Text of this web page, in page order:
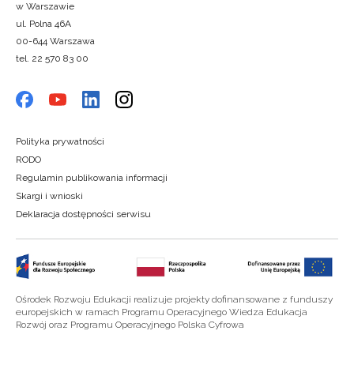
w Warszawie
ul. Polna 46A
00-644 Warszawa
tel. 22 570 83 00
Polityka prywatności
RODO
Regulamin publikowania informacji
Skargi i wnioski
Deklaracja dostępności serwisu
Ośrodek Rozwoju Edukacji realizuje projekty dofinansowane z funduszy
europejskich w ramach Programu Operacyjnego Wiedza Edukacja
Rozwój oraz Programu Operacyjnego Polska Cyfrowa